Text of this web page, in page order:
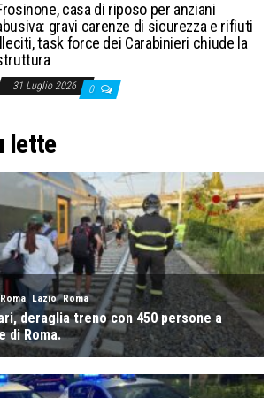
casa di riposo per anziani
gravi carenze di sicurezza e rifiuti
task force dei Carabinieri chiude la
31 Luglio 2026 0
lette